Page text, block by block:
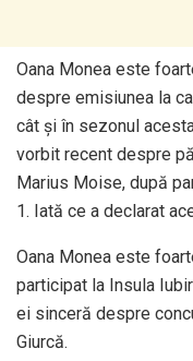
Oana Monea este
despre emisiunea la
cât și în sezonul
vorbit recent despre
Marius Moise, după
1. Iată ce a declarat
Oana Monea este
participat la Insula
ei sinceră despre
Giurcă.